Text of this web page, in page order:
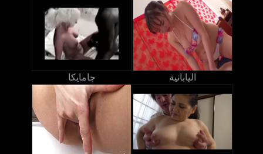
جامايكا اليابانية